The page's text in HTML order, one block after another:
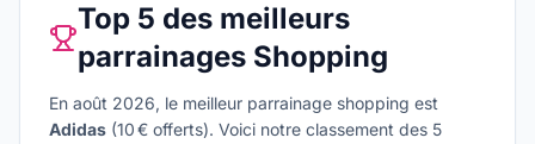
Top 5 des meilleurs
parrainages Shopping
En août 2026, le meilleur parrainage shopping est
Adidas (10 € offerts). Voici notre classement des 5